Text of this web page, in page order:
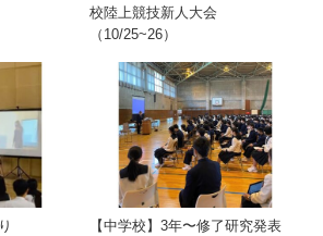
校陸上競技新人大会
（10/25~26）
【中学校】3年〜修了研究発表